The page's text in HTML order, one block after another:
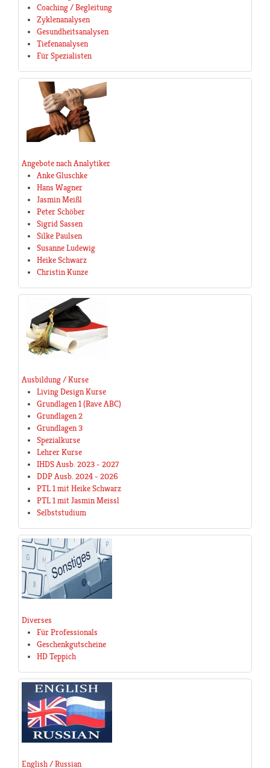
Coaching / Begleitung
Zyklenanalysen
Gesundheitsanalysen
Tiefenanalysen
Für Spezialisten
Angebote nach Analytiker
Anke Gluschke
Hans Wagner
Jasmin Meißl
Peter Schöber
Sigrid Sassen
Silke Paulsen
Susanne Ludewig
Heike Schwarz
Christin Kunze
Ausbildung / Kurse
Living Design Kurse
Grundlagen 1 (Rave ABC)
Grundlagen 2
Grundlagen 3
Spezialkurse
Lehrer Kurse
IHDS Ausb. 2023 - 2027
DDP Ausb. 2024 - 2026
PTL 1 mit Heike Schwarz
PTL 1 mit Jasmin Meissl
Selbststudium
Diverses
Für Professionals
Geschenkgutscheine
HD Teppich
English / Russian